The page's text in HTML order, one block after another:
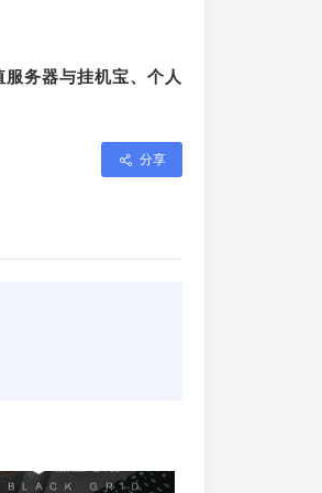
务器与挂机宝、个人
分享